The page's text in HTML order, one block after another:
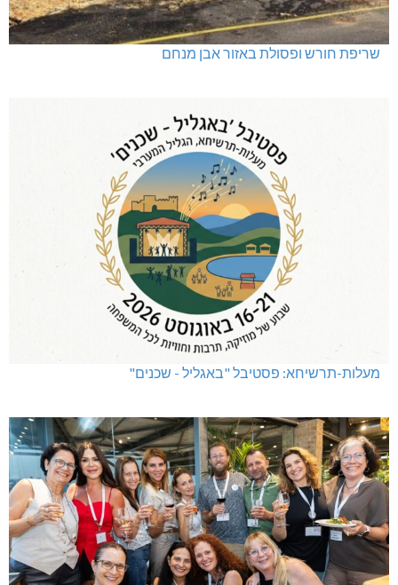
שריפת חורש ופסולת באזור אבן מנחם
מעלות-תרשיחא: פסטיבל "באגליל - שכנים"